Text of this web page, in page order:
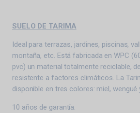
SUELO DE TARIMA
Ideal para terrazas, jardines, piscinas,
montaña, etc. Está fabricada en WPC
pvc) un material totalmente reciclable,
resistente a factores climáticos. La
disponible en tres colores: miel, wengué
10 años de garantía.